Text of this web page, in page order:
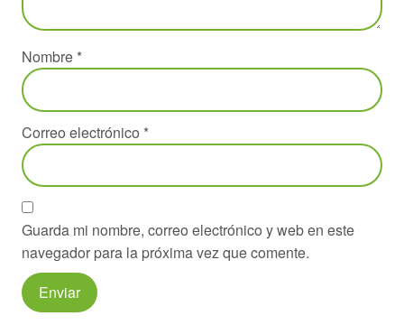
Nombre *
Correo electrónico *
Guarda mi nombre, correo electrónico y web en este
navegador para la próxima vez que comente.